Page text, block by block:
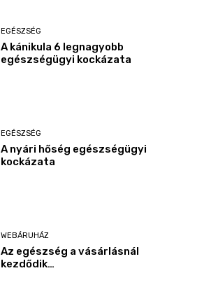
EGÉSZSÉG
A kánikula 6 legnagyobb
egészségügyi kockázata
EGÉSZSÉG
A nyári hőség egészségügyi
kockázata
WEBÁRUHÁZ
Az egészség a vásárlásnál
kezdődik…